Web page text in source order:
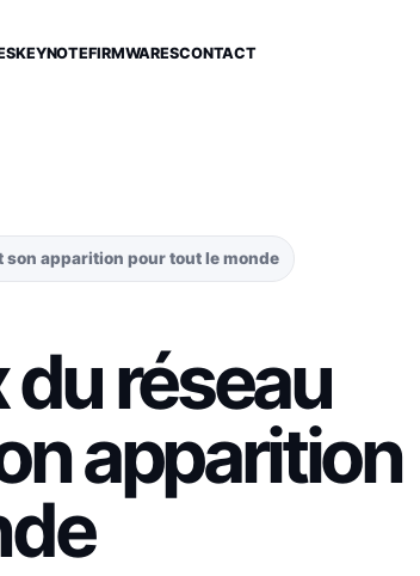
KEYNOTEFIRMWARESCONTACT
son apparition pour tout le monde
du réseau
apparition